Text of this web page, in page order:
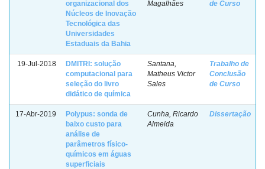
organizacional dos
Núcleos de Inovação
Tecnológica das
Universidades
Estaduais da Bahia
Magalhães
de Curso
19-Jul-2018
DMITRI: solução
computacional para
seleção do livro
didático de química
Santana,
Matheus Victor
Sales
Trabalho de
Conclusão
de Curso
17-Abr-2019
Polypus: sonda de
baixo custo para
análise de
parâmetros físico-
químicos em águas
superficiais
Cunha, Ricardo
Almeida
Dissertação